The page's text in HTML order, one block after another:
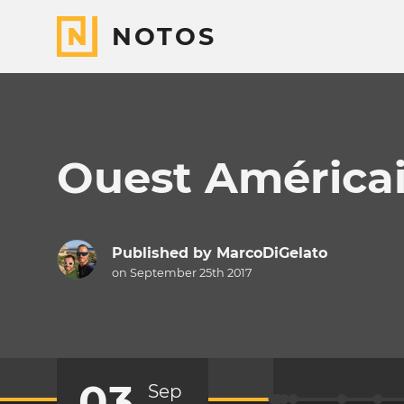
NOTOS
Ouest
Published by MarcoDiGelato
on September 25th 2017
Sep